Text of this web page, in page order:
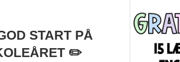
START PÅ
​ ✏️